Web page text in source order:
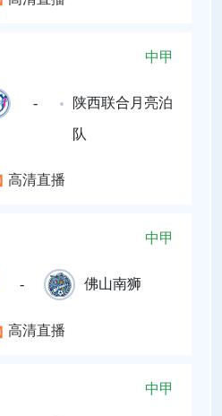
中甲
- 陕西联合月亮泊
队
高清直播
中甲
- 佛山南狮
高清直播
中甲